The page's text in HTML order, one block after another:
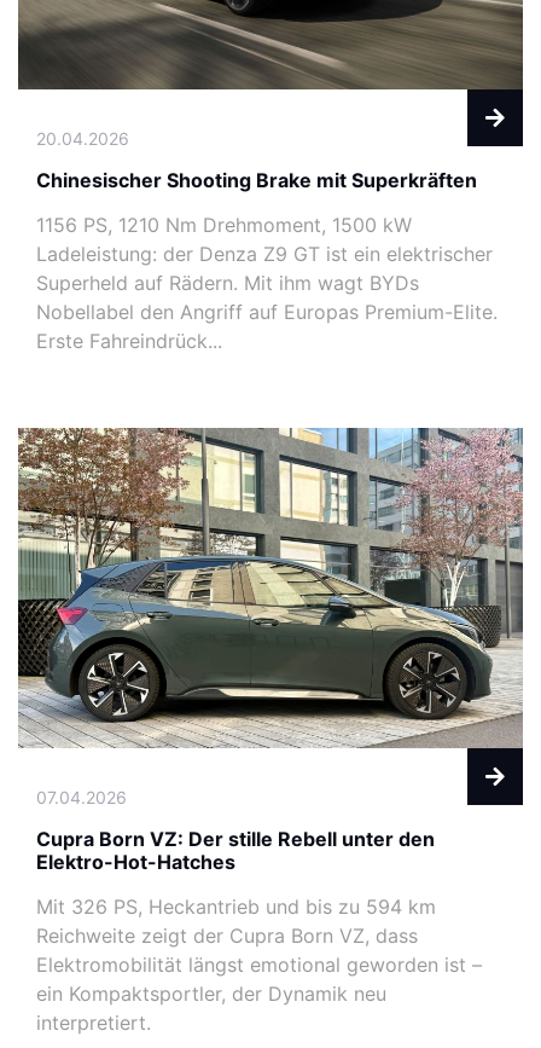
20.04.2026
Chinesischer Shooting Brake mit Superkräften
1156 PS, 1210 Nm Drehmoment, 1500 kW
Ladeleistung: der Denza Z9 GT ist ein elektrischer
Superheld auf Rädern. Mit ihm wagt BYDs
Nobellabel den Angriff auf Europas Premium-Elite.
Erste Fahreindrück...
07.04.2026
Cupra Born VZ: Der stille Rebell unter den
Elektro-Hot-Hatches
Mit 326 PS, Heckantrieb und bis zu 594 km
Reichweite zeigt der Cupra Born VZ, dass
Elektromobilität längst emotional geworden ist –
ein Kompaktsportler, der Dynamik neu
interpretiert.